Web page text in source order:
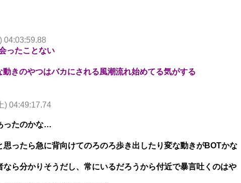
04:03:59.88
ったことない
きのやつはバカにされる風潮流れ始めてる気がする
) 04:49:17.74
ったのかな…
ったら急に背向けてのろのろ歩き出したり変な動きがBOTかな
なら分かりそうだし、常にいるだろうから付近で暴言吐くのはや